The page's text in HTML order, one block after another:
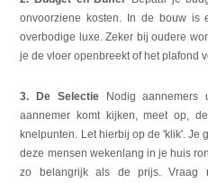
onvoorziene kosten. In de bouw is
overbodige luxe. Zeker bij oudere
je de vloer openbreekt of het plafond
3. De SelectieNodig aannemers
aannemer komt kijken, meet op,
knelpunten. Let hierbij op de 'klik'. Je
deze mensen wekenlang in je huis
zo belangrijk als de prijs. Vraag